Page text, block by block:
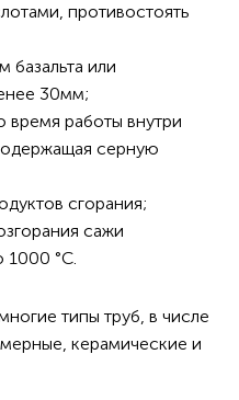
противостоять
или
30мм;
время работы внутри
серную
сгорания;
сажи
1000 °C.
типы труб, в числе
керамические и